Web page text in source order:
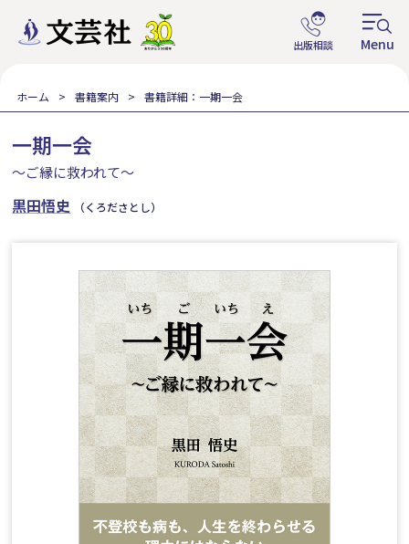
ホーム 書籍案内 書籍詳細：一期一会
一期一会
～ご縁に救われて～
黒田悟史 （くろださとし）